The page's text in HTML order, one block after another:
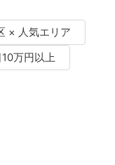
× 人気エリア
万円以上